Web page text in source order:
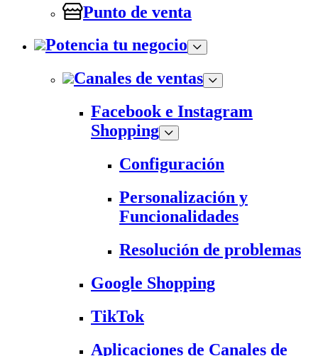
Punto de venta
Potencia tu negocio
Canales de ventas
Facebook e Instagram
Shopping
Configuración
Personalización y
Funcionalidades
Resolución de problemas
Google Shopping
TikTok
Aplicaciones de Canales de